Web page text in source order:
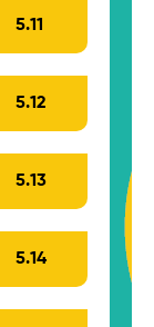
5.11
5.12
5.13
5.14